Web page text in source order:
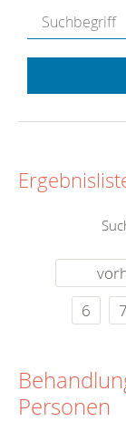
6
7
Personen